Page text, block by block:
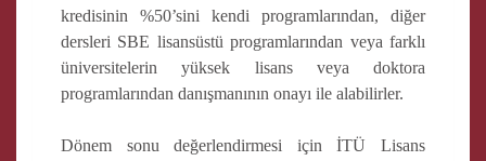
kredisinin %50’sini kendi programlarından, diğer
dersleri SBE lisansüstü programlarından veya farklı
üniversitelerin yüksek lisans veya doktora
programlarından danışmanının onayı ile alabilirler.
Dönem sonu değerlendirmesi için İTÜ Lisans